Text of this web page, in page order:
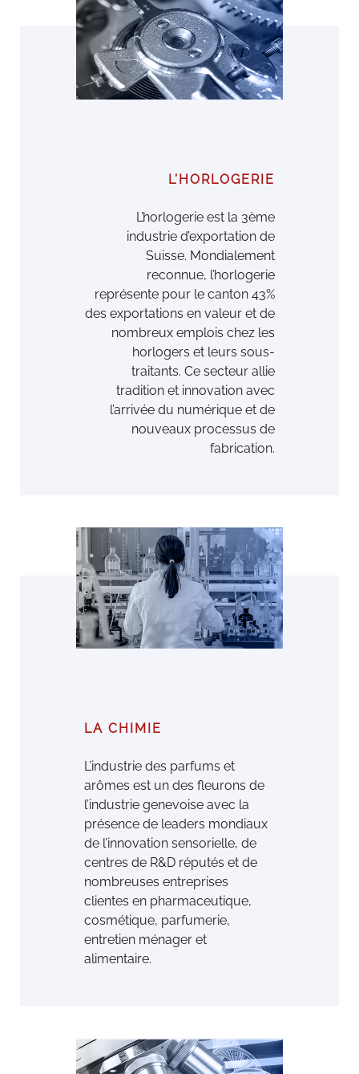
L’HORLOGERIE
L’horlogerie est la 3ème
industrie d’exportation de
Suisse. Mondialement
reconnue, l’horlogerie
représente pour le canton 43%
des exportations en valeur et de
nombreux emplois chez les
horlogers et leurs sous-
traitants. Ce secteur allie
tradition et innovation avec
l’arrivée du numérique et de
nouveaux processus de
fabrication.
LA CHIMIE
L’industrie des parfums et
arômes est un des ﬂeurons de
l’industrie genevoise avec la
présence de leaders mondiaux
de l’innovation sensorielle, de
centres de R&D réputés et de
nombreuses entreprises
clientes en pharmaceutique,
cosmétique, parfumerie,
entretien ménager et
alimentaire.